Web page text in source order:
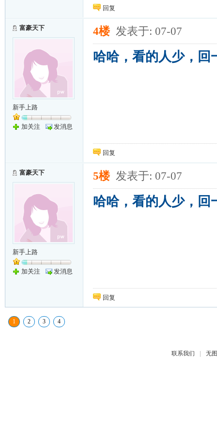
回复
富豪天下
新手上路
加关注 发消息
4楼 发表于: 07-07
哈哈，看的人少，回
回复
富豪天下
新手上路
加关注 发消息
5楼 发表于: 07-07
哈哈，看的人少，回
回复
1 2 3 4
联系我们 | 无